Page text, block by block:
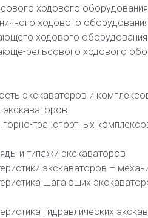
ходового оборудования
ходового оборудования
ходового оборудования
рельсового ходового
экскаваторов и
экскаваторов
транспортных
и типажи экскаваторов
экскаваторов –
шагающих
гидравлических